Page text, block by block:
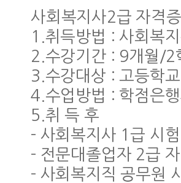
사회복지사2급 자격
1.취득방법 : 사회복
2.수강기간 : 9개월/2
3.수강대상 : 고등학
4.수업방법 : 학점은
5.취 득 후
- 사회복지사 1급 시
- 전문대졸업자 2급
- 사회복지직 공무원